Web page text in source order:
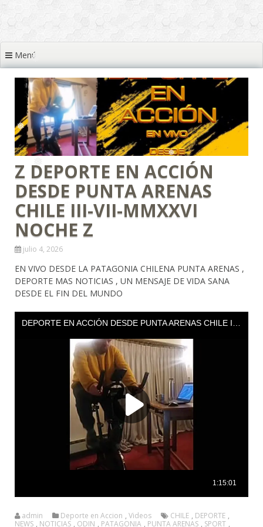
❅
❅
❅ ❅ ❅
❅
❅
❅
❅
❅
Menú
Z DEPORTE EN ACCIÓN
DESDE PUNTA ARENAS
CHILE III-VII-MMXXVI
NOCHE Z
julio 4, 2026
EN VIVO DESDE LA PATAGONIA CHILENA PUNTA ARENAS ,
DEPORTE MAS NOTICIAS , UN MENSAJE DE VIDA SANA
DESDE EL FIN DEL MUNDO
admin Deporte en Accion , Videos CHILE , DEPORTE ,
NEWS , NOTICIAS , ODIN , PATAGONIA , PUNTA ARENAS , SPORT ,